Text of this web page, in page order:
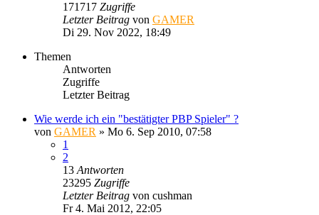
171717 Zugriffe
Letzter Beitrag von GAMER
Di 29. Nov 2022, 18:49
Themen
Antworten
Zugriffe
Letzter Beitrag
Wie werde ich ein "bestätigter PBP Spieler" ?
von GAMER » Mo 6. Sep 2010, 07:58
1
2
13 Antworten
23295 Zugriffe
Letzter Beitrag von cushman
Fr 4. Mai 2012, 22:05